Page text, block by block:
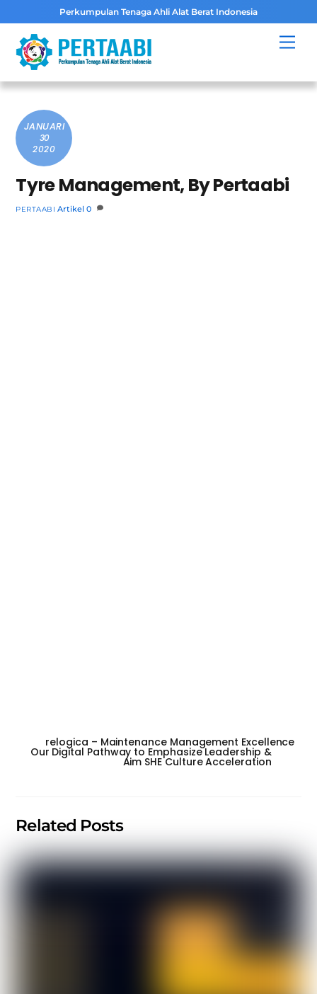
Perkumpulan Tenaga Ahli Alat Berat Indonesia
content
JANUARI
30
2020
Tyre Management, By Pertaabi
PERTAABI Artikel 0
relogica – Maintenance Management Excellence
Our Digital Pathway to Emphasize Leadership &
Aim SHE Culture Acceleration
Related Posts